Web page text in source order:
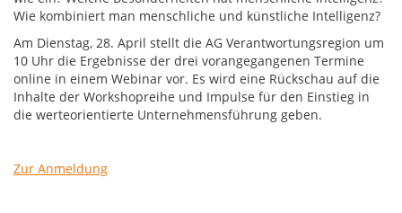
Wie kombiniert man menschliche und künstliche Intelligenz?
Am Dienstag, 28. April stellt die AG Verantwortungsregion um
10 Uhr die Ergebnisse der drei vorangegangenen Termine
online in einem Webinar vor. Es wird eine Rückschau auf die
Inhalte der Workshopreihe und Impulse für den Einstieg in
die werteorientierte Unternehmensführung geben.
Zur Anmeldung